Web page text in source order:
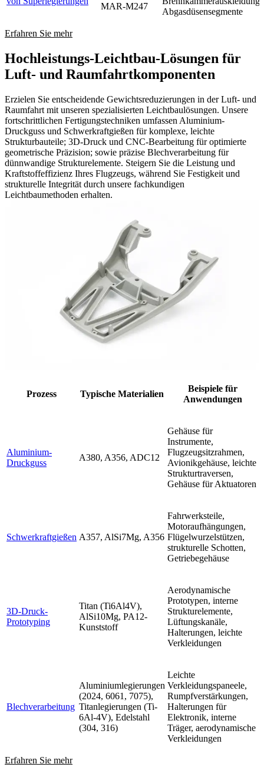
MAR-M247
Abgasdüsensegmente
Erfahren Sie mehr
Hochleistungs-Leichtbau-Lösungen für
Luft- und Raumfahrtkomponenten
Erzielen Sie entscheidende Gewichtsreduzierungen in der Luft- und
Raumfahrt mit unseren spezialisierten Leichtbaulösungen. Unsere
fortschrittlichen Fertigungstechniken umfassen Aluminium-
Druckguss und Schwerkraftgießen für komplexe, leichte
Strukturbauteile; 3D-Druck und CNC-Bearbeitung für optimierte
geometrische Präzision; sowie präzise Blechverarbeitung für
dünnwandige Strukturelemente. Steigern Sie die Leistung und
Kraftstoffeffizienz Ihres Flugzeugs, während Sie Festigkeit und
strukturelle Integrität durch unsere fachkundigen
Leichtbaumethoden erhalten.
Prozess Typische Materialien
Beispiele für
Anwendungen
Aluminium-
Druckguss
A380, A356, ADC12
Gehäuse für
Instrumente,
Flugzeugsitzrahmen,
Avionikgehäuse, leichte
Strukturtraversen,
Gehäuse für Aktuatoren
Schwerkraftgießen A357, AlSi7Mg, A356
Fahrwerksteile,
Motoraufhängungen,
Flügelwurzelstützen,
strukturelle Schotten,
Getriebegehäuse
3D-Druck-
Prototyping
Titan (Ti6Al4V),
AlSi10Mg, PA12-
Kunststoff
Aerodynamische
Prototypen, interne
Strukturelemente,
Lüftungskanäle,
Halterungen, leichte
Verkleidungen
Blechverarbeitung
Aluminiumlegierungen
(2024, 6061, 7075),
Titanlegierungen (Ti-
6Al-4V), Edelstahl
(304, 316)
Leichte
Verkleidungspaneele,
Rumpfverstärkungen,
Halterungen für
Elektronik, interne
Träger, aerodynamische
Verkleidungen
Erfahren Sie mehr